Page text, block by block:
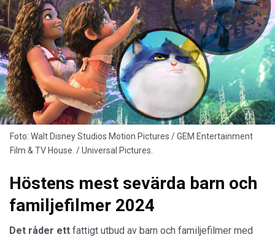
Foto: Walt Disney Studios Motion Pictures / GEM Entertainment
Film & TV House. / Universal Pictures.
Höstens mest sevärda barn och
familjefilmer 2024
Det råder ett fattigt utbud av barn och familjefilmer med